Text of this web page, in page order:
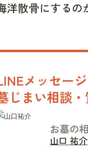
洋散骨にする
メッセー
じまい相談
お墓の
山口 祐介